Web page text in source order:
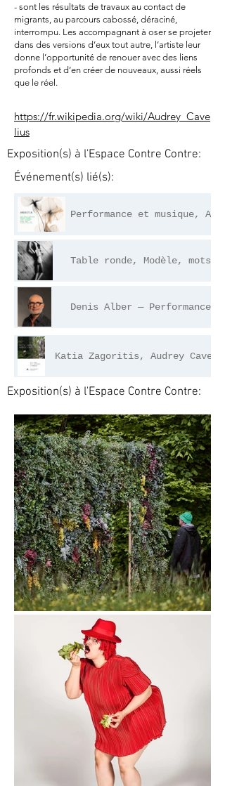
- sont les résultats de travaux au contact de
migrants, au parcours cabossé, déraciné,
interrompu. Les accompagnant à oser se projeter
dans des versions d’eux tout autre, l’artiste leur
donne l’opportunité de renouer avec des liens
profonds et d’en créer de nouveaux, aussi réels
que le réel.
https://fr.wikipedia.org/wiki/Audrey_Cave
lius
Exposition(s) à l'Espace Contre Contre:
Événement(s) lié(s):
Performance et musique,
Table ronde, Modèle, mots
Denis Alber — Performance
Katia Zagoritis, Audrey
Exposition(s) à l'Espace Contre Contre: